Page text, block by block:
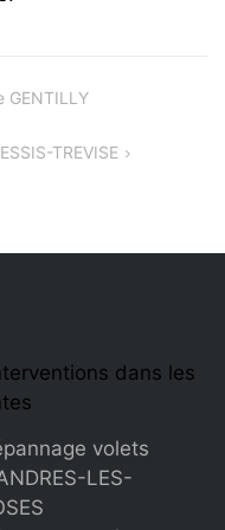
GENTILLY
TREVISE
dans les
volets
LES-